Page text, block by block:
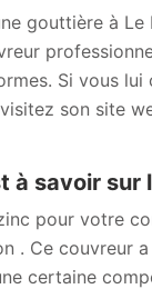
gouttière à
Si vous
son site
à savoir
pour votre
. Ce couvreur
certaine